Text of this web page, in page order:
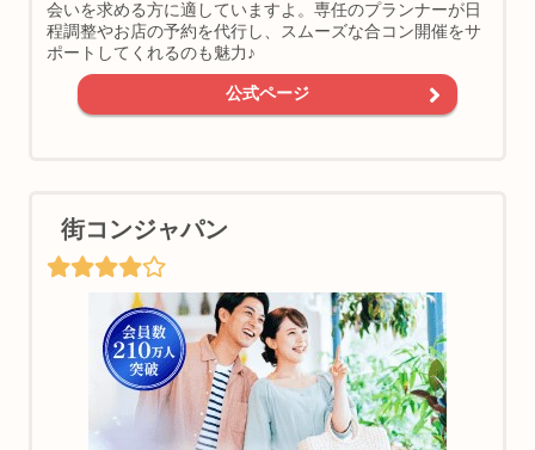
会いを求める方に適していますよ。専任のプランナーが日
程調整やお店の予約を代行し、スムーズな合コン開催をサ
ポートしてくれるのも魅力♪
公式ページ
街コンジャパン